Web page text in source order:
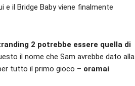
il Bridge Baby viene finalmente
2 potrebbe essere quella di
il nome che Sam avrebbe dato alla
tutto il primo gioco – oramai